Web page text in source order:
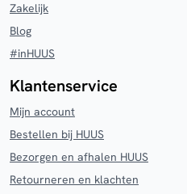
Zakelijk
Blog
#inHUUS
Klantenservice
Mijn account
Bestellen bij HUUS
Bezorgen en afhalen HUUS
Retourneren en klachten